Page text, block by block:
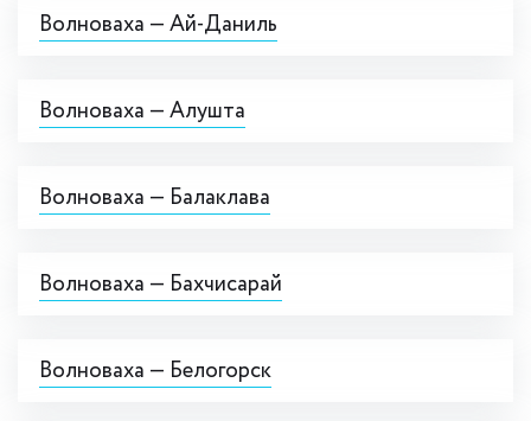
Волноваха — Ай-Даниль
Волноваха — Алушта
Волноваха — Балаклава
Волноваха — Бахчисарай
Волноваха — Белогорск